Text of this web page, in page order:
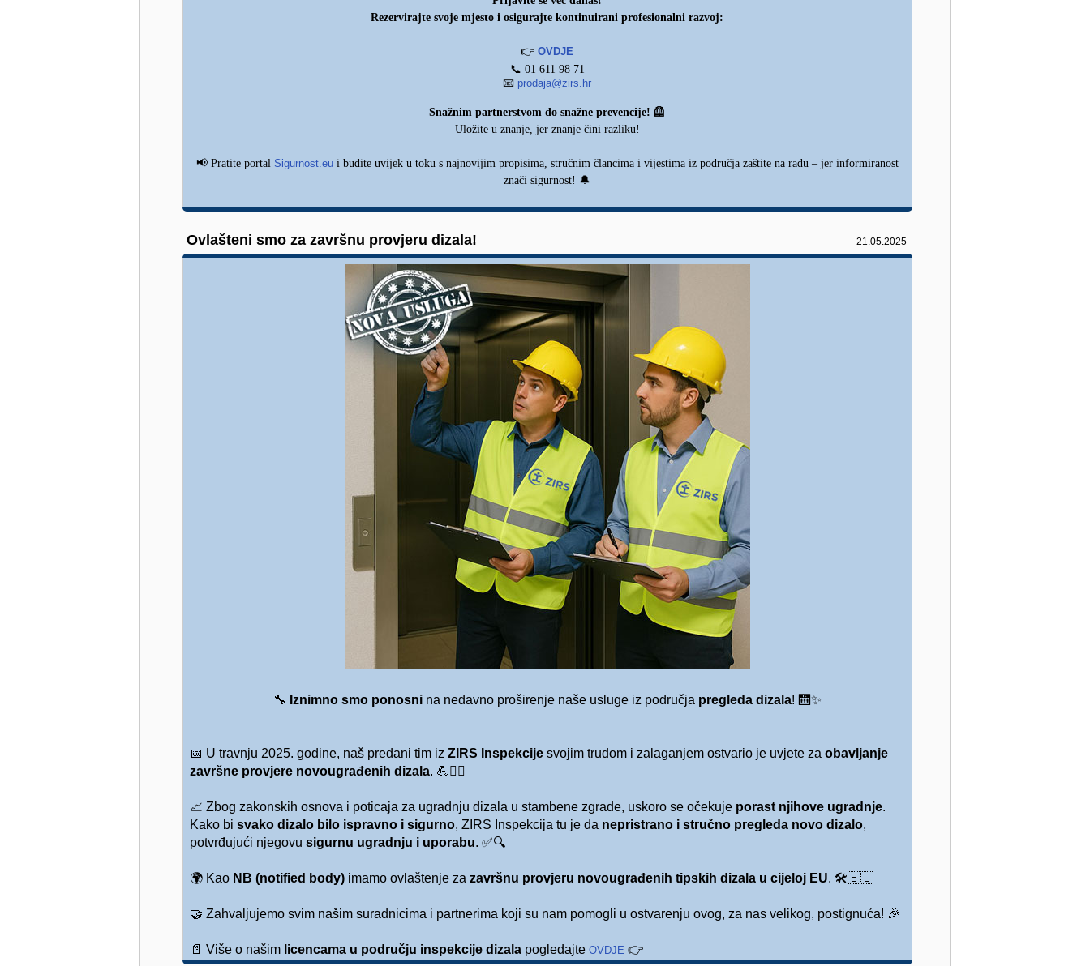
Rezervirajte svoje mjesto i osigurajte kontinuirani profesionalni razvoj:
👉 OVDJE
📞 01 611 98 71
📧 prodaja@zirs.hr
Snažnim partnerstvom do snažne prevencije! 🦺
Uložite u znanje, jer znanje čini razliku!
📢Pratite portal Sigurnost.eui budite uvijek u toku s najnovijim propisima, stručnim člancima i vijestima iz područja zaštite na radu – jer informiranost
znači sigurnost! 🔔
Ovlašteni smo za završnu provjeru dizala! 21.05.2025
🔧 Iznimno smo ponosnina nedavno proširenje naše usluge iz područja pregleda dizala! 🛗✨
📅 U travnju 2025. godine, naš predani tim iz ZIRS Inspekcijesvojim trudom i zalaganjem ostvario je uvjete za obavljanje
završne provjere novougrađenih dizala. 💪👷‍♂️
📈 Zbog zakonskih osnova i poticaja za ugradnju dizala u stambene zgrade, uskoro se očekuje porast njihove ugradnje.
Kako bi svako dizalo bilo ispravno i sigurno, ZIRS Inspekcija tu je da nepristrano i stručno pregleda novo dizalo,
potvrđujući njegovu sigurnu ugradnju i uporabu. ✅🔍
🌍Kao NB (notified body)imamo ovlaštenje za završnu provjeru novougrađenih tipskih dizala u cijeloj EU. 🛠️🇪🇺
🤝 Zahvaljujemo svim našim suradnicima i partnerima koji su nam pomogli u ostvarenju ovog, za nas velikog, postignuća! 🎉
📄 Više o našim licencama u području inspekcije dizalapogledajte OVDJE 👉